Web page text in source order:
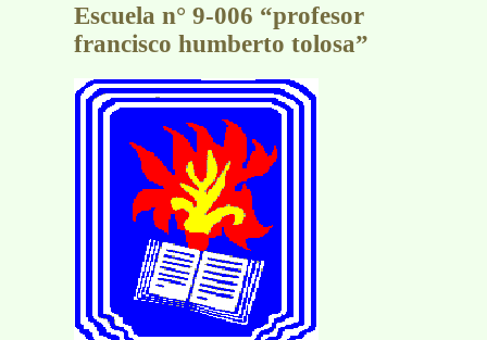
Escuela n° 9-006 “profesor
francisco humberto tolosa”